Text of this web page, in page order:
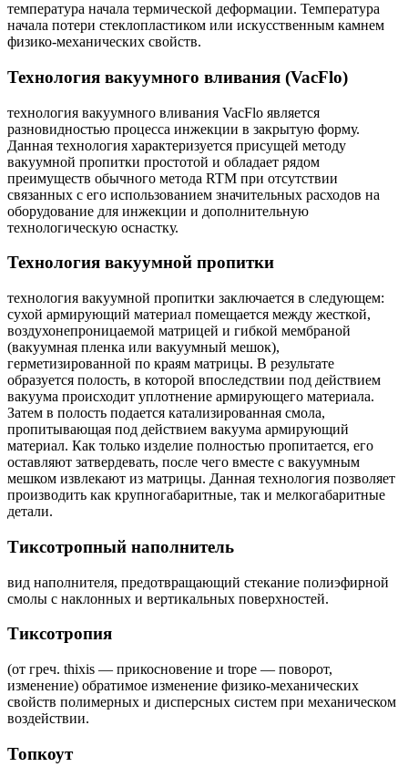
температура начала термической деформации. Температура
начала потери стеклопластиком или искусственным камнем
физико-механических свойств.
Технология вакуумного вливания (VacFlo)
технология вакуумного вливания VacFlo является
разновидностью процесса инжекции в закрытую форму.
Данная технология характеризуется присущей методу
вакуумной пропитки простотой и обладает рядом
преимуществ обычного метода RTM при отсутствии
связанных с его использованием значительных расходов на
оборудование для инжекции и дополнительную
технологическую оснастку.
Технология вакуумной пропитки
технология вакуумной пропитки заключается в следующем:
сухой армирующий материал помещается между жесткой,
воздухонепроницаемой матрицей и гибкой мембраной
(вакуумная пленка или вакуумный мешок),
герметизированной по краям матрицы. В результате
образуется полость, в которой впоследствии под действием
вакуума происходит уплотнение армирующего материала.
Затем в полость подается катализированная смола,
пропитывающая под действием вакуума армирующий
материал. Как только изделие полностью пропитается, его
оставляют затвердевать, после чего вместе с вакуумным
мешком извлекают из матрицы. Данная технология позволяет
производить как крупногабаритные, так и мелкогабаритные
детали.
Тиксотропный наполнитель
вид наполнителя, предотвращающий стекание полиэфирной
смолы с наклонных и вертикальных поверхностей.
Тиксотропия
(от греч. thixis — прикосновение и trope — поворот,
изменение) обратимое изменение физико-механических
свойств полимерных и дисперсных систем при механическом
воздействии.
Топкоут